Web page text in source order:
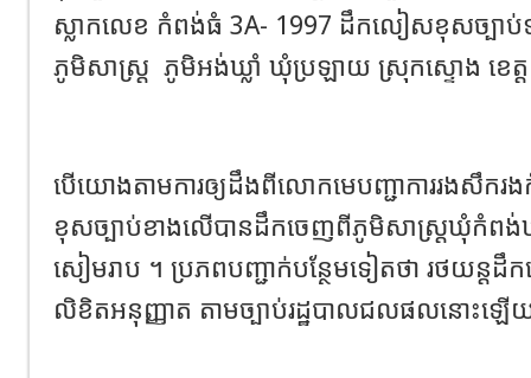
ស្លាកលេខ កំពង់ធំ 3A- 1997 ដឹកលៀសខុសច្បា
ភូមិសាស្ត្រ ភូមិអង់ឃ្លាំ ឃុំប្រឡាយ ស្រុកស្ទោង ខេត្
បើយោងតាមការឲ្យដឹងពីលោកមេបញ្ជាការរងសឹក
ខុសច្បាប់ខាងលើបានដឹកចេញពីភូមិសាស្ត្រឃុំកំពង់
សៀមរាប ។ ប្រភពបញ្ជាក់បន្ថែមទៀតថា រថយន្ត
លិខិតអនុញ្ញាត តាមច្បាប់រដ្ឋបាលជលផលនោះឡើ